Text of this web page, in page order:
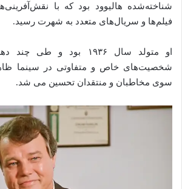
شناخته‌شده هالیوود بودکه با
فیلم‌ها و سریال‌های متعدد به شهرت رسید.
او متولد سال ۱۹۳۶ بود و طیچند
شخصیت‌هایخاص و متفاوتی در سینما
سوی مخاطبان و منتقدان تحسین می‌ شد.